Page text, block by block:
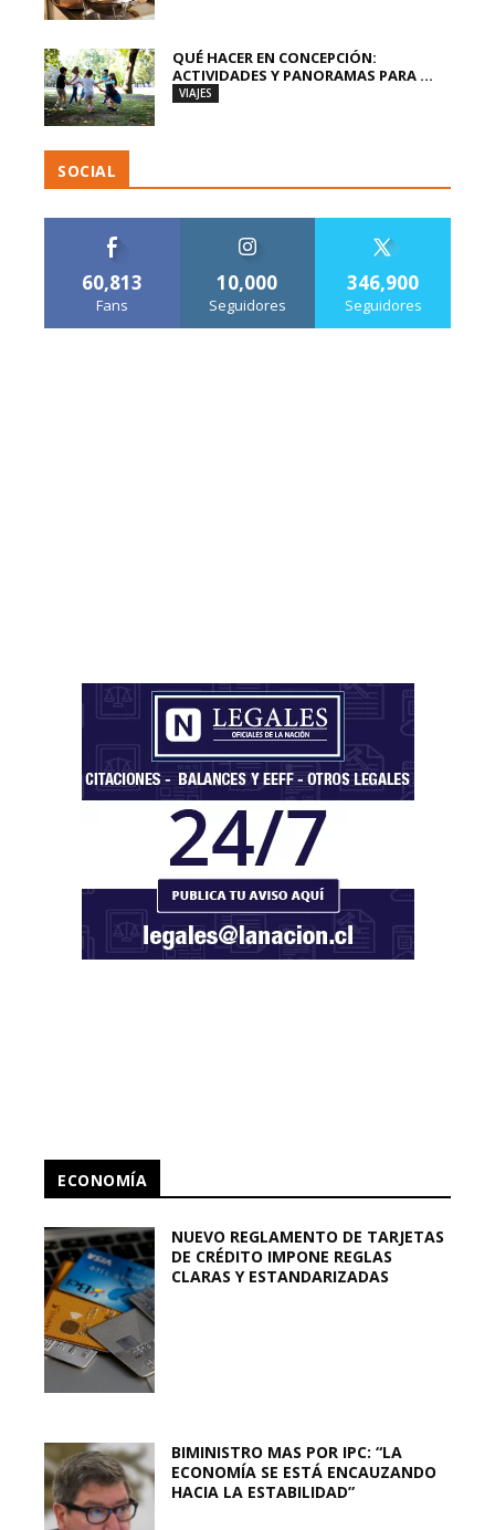
QUÉ HACER EN CONCEPCIÓN:
ACTIVIDADES Y PANORAMAS PARA ...
VIAJES
SOCIAL
60,813
Fans
10,000
Seguidores
346,900
Seguidores
ECONOMÍA
NUEVO REGLAMENTO DE TARJETAS
DE CRÉDITO IMPONE REGLAS
CLARAS Y ESTANDARIZADAS
BIMINISTRO MAS POR IPC: “LA
ECONOMÍA SE ESTÁ ENCAUZANDO
HACIA LA ESTABILIDAD”